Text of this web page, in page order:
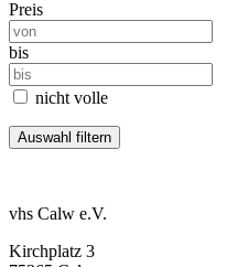
Preis
bis
nicht volle
vhs Calw e.V.
Kirchplatz 3